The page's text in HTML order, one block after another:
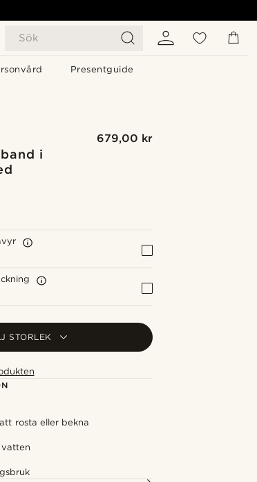
Sök
Presentguide
i
679,00 kr
STORLEK
rosta eller bekna